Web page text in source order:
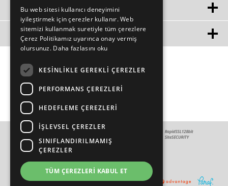
ÜYE
MÜŞTERİ HİZMETLERİ
Bu web sitesi kullanıcı deneyimini
iyileştirmek için çerezler kullanır. Web
sitemizi kullanmak suretiyle tüm çerezlere
Çerez Politikamız uyarınca onay vermiş
olursunuz. Daha fazlasını oku
KESINLIKLE GEREKLI ÇEREZLER
PERFORMANS ÇEREZLERI
HEDEFLEME ÇEREZLERI
İŞLEVSEL ÇEREZLER
SINIFLANDIRILMAMIŞ
ÇEREZLER
TÜM ÇEREZLERI KABUL ET